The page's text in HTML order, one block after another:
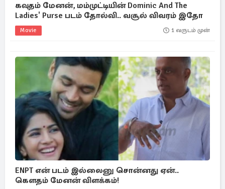
கவுதம் மேனன், மம்முட்டியின் Dominic And The
Ladies' Purse படம் தோல்வி.. வசூல் விவரம் இதோ
Movie 1 வருடம் முன்
ENPT என் படம் இல்லைனு சொன்னது ஏன்..
கௌதம் மேனன் விளக்கம்!